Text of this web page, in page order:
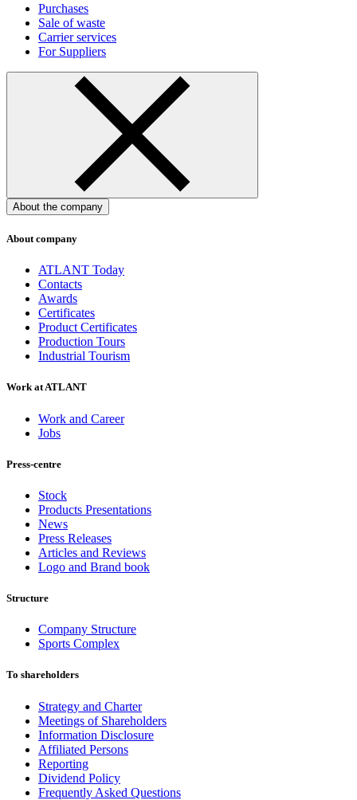
Purchases
Sale of waste
Carrier services
For Suppliers
About the company
About company
ATLANT Today
Contacts
Awards
Certificates
Product Certificates
Production Tours
Industrial Tourism
Work at ATLANT
Work and Career
Jobs
Press-centre
Stock
Products Presentations
News
Press Releases
Articles and Reviews
Logo and Brand book
Structure
Company Structure
Sports Complex
To shareholders
Strategy and Charter
Meetings of Shareholders
Information Disclosure
Affiliated Persons
Reporting
Dividend Policy
Frequently Asked Questions